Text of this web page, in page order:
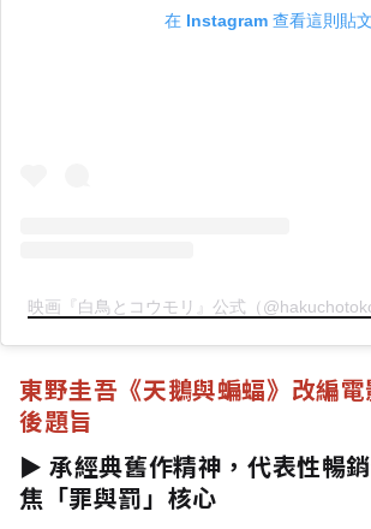
在 Instagram 查看這則貼文
映画『白鳥とコウモリ』公式（
東野圭吾《天鵝與蝙蝠》改編
後題旨
► 承經典舊作精神，代表性暢
焦「罪與罰」核心